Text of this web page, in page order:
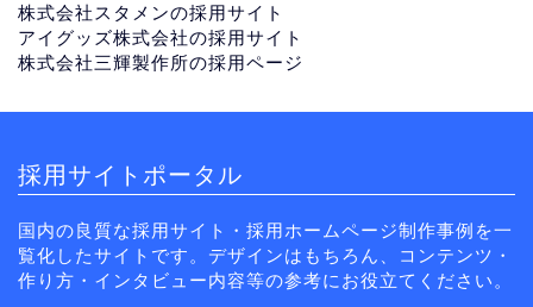
株式会社スタメンの採用サイト
アイグッズ株式会社の採用サイト
株式会社三輝製作所の採用ページ
採用サイトポータル
国内の良質な採用サイト・採用ホームページ制作事例を一
覧化したサイトです。デザインはもちろん、コンテンツ・
作り方・インタビュー内容等の参考にお役立てください。